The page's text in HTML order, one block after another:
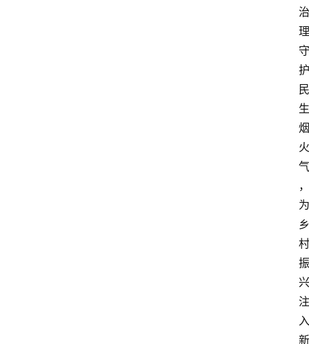
治
理
守
护
民
生
烟
火
气
，
为
乡
村
振
兴
注
入
新